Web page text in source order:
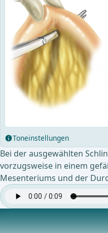
Toneinstellungen
Bei der ausgewählten
vorzugsweise in einem
Mesenteriums und der
Hautschnitt Stoma und